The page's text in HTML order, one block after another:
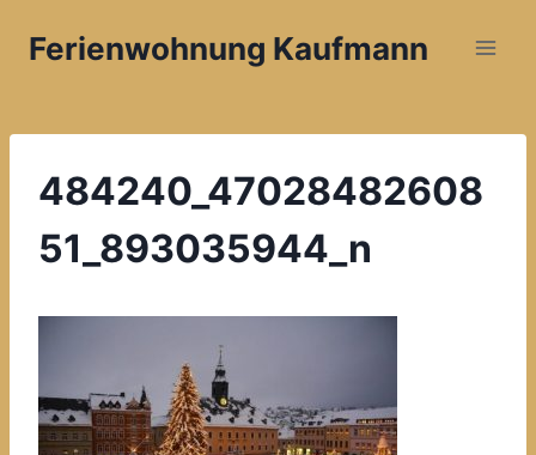
InhaltFerienwohnung Kaufmann
484240_47028482608
51_893035944_n